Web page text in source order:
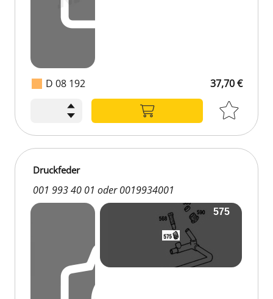
D 08 192 37,70 €
Druckfeder
001 993 40 01 oder 0019934001